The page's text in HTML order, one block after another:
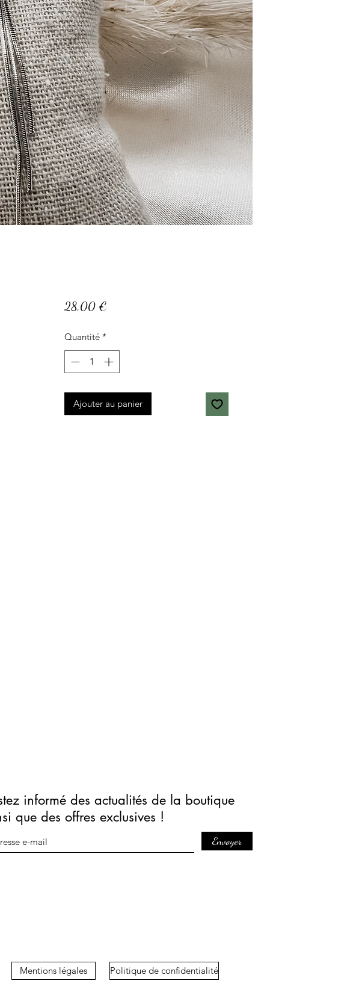
28,00 €Prix
Quantité *
Ajouter au panier
informé des actualités de la boutique
que des offres exclusives !
Envoyer
Mentions légales Politique de confidentialité